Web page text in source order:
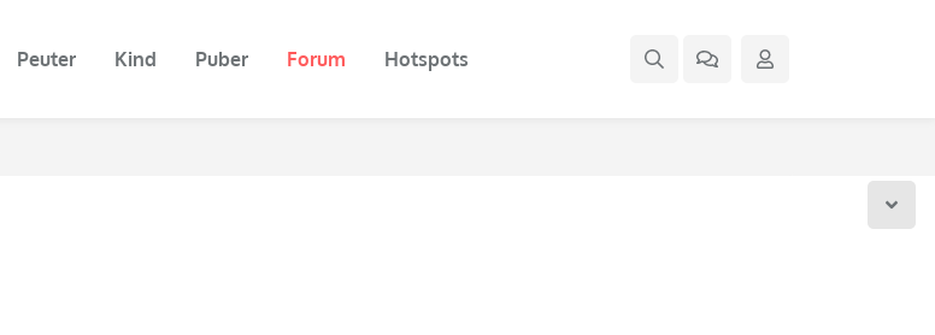
Peuter Kind Puber Forum Hotspots